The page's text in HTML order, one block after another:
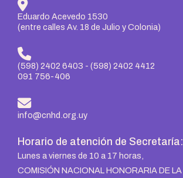
Eduardo Acevedo 1530
(entre calles Av. 18 de Julio y Colonia)
(598) 2402 6403 - (598) 2402 4412
091 756-406
info@cnhd.org.uy
Horario de atención de Secretaría:
Lunes a viernes de 10 a 17 horas,
COMISIÓN NACIONAL HONORARIA DE LA